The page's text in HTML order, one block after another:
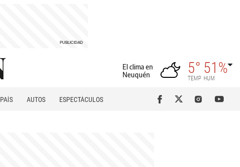
El clima en
Neuquén
5°
TEMP
51%
HUM
PAÍS AUTOS
ESPECTÁCULOS